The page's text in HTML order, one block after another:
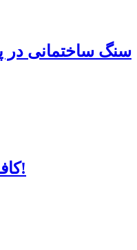
کافه ای در یک معدن متروک!